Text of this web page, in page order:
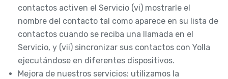
contactos activen el Servicio (vi) mostrarle el
nombre del contacto tal como aparece en su lista de
contactos cuando se reciba una llamada en el
Servicio, y (vii) sincronizar sus contactos con Yolla
ejecutándose en diferentes dispositivos.
Mejora de nuestros servicios: utilizamos la